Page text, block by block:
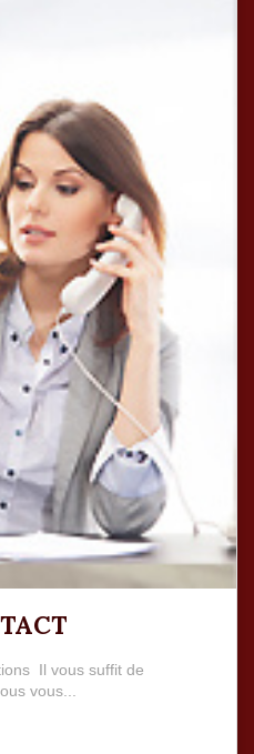
Il vous suffit de
vous...